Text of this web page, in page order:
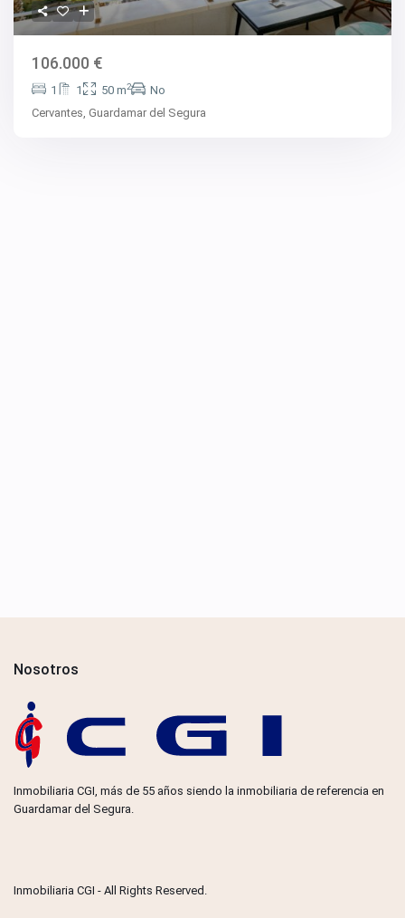
106.000 €
1 1 50 m2
No
Cervantes,Guardamar del Segura
Nosotros
Inmobiliaria CGI, más de 55 años siendo la inmobiliaria de referencia en
Guardamar del Segura.
Inmobiliaria CGI - All Rights Reserved.